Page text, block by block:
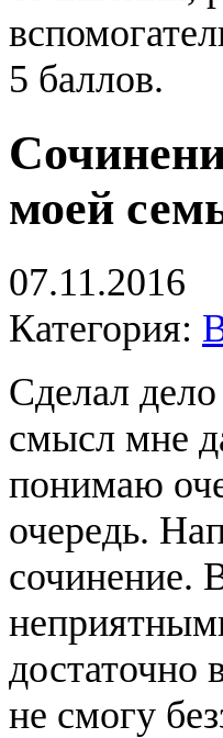
5 баллов.
моей
07.11.2016
Категория:
Сделал
смысл мне
понимаю
очередь.
сочинение.
не смогу